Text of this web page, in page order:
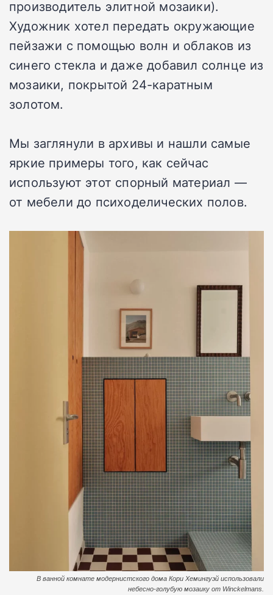
производитель элитной мозаики).
Художник хотел передать окружающие
пейзажи с помощью волн и облаков из
синего стекла и даже добавил солнце из
мозаики, покрытой 24-каратным
золотом.
Мы заглянули в архивы и нашли самые
яркие примеры того, как сейчас
используют этот спорный материал —
от мебели до психоделических полов.
В ванной комнате модернистского дома Кори Хемингуэй использовали
небесно-голубую мозаику от Winckelmans.